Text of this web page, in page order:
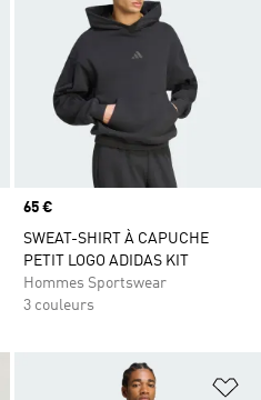
Prix
65 €
SWEAT-SHIRT À CAPUCHE
PETIT LOGO ADIDAS KIT
Hommes Sportswear
3 couleurs
Ajouter à la Liste de produits